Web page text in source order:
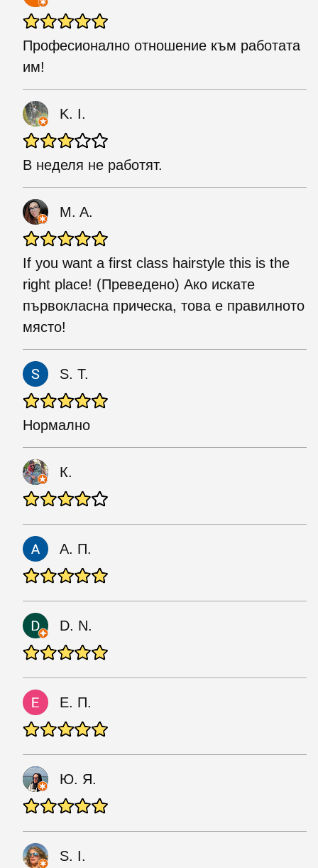
Професионално отношение към работата
им!
K. I.
В неделя не работят.
M. A.
If you want a first class hairstyle this is the
right place! (Преведено) Ако искате
първокласна прическа, това е правилното
място!
S. T.
Нормално
К.
А. П.
D. N.
Е. П.
Ю. Я.
S. I.